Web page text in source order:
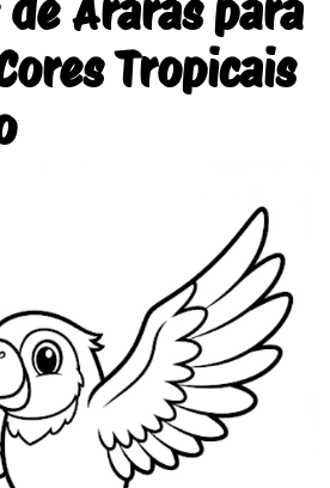
de Araras para
Tropicais